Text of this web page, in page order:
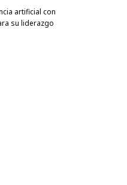
artificial con
su liderazgo